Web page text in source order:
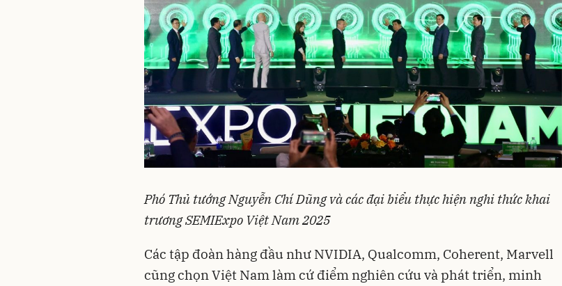
Phó Thủ tướng Nguyễn Chí Dũng và các đại biểu thực hiện nghi thức khai
trương SEMIExpo Việt Nam 2025
Các tập đoàn hàng đầu như NVIDIA, Qualcomm, Coherent, Marvell
cũng chọn Việt Nam làm cứ điểm nghiên cứu và phát triển, minh